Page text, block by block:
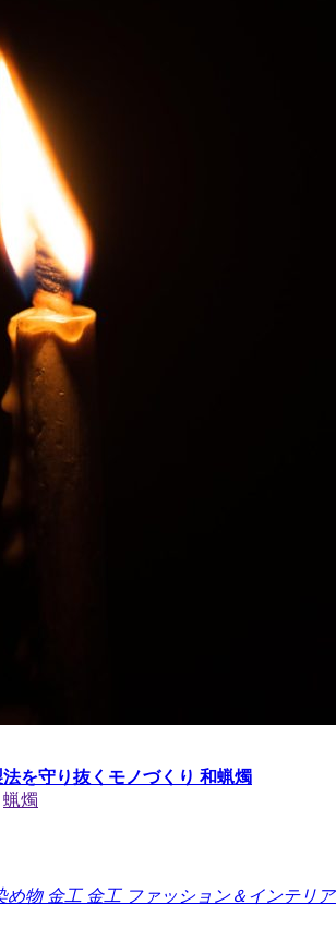
を守り抜くモノづくり 和蝋燭
蝋燭
め物 金工 金工 ファッション＆インテリア